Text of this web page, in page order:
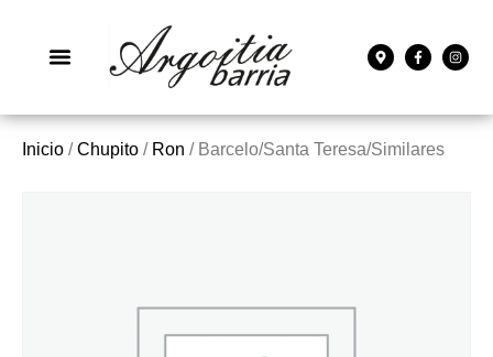
Inicio /Chupito / Ron / Barcelo/Santa Teresa/Similares